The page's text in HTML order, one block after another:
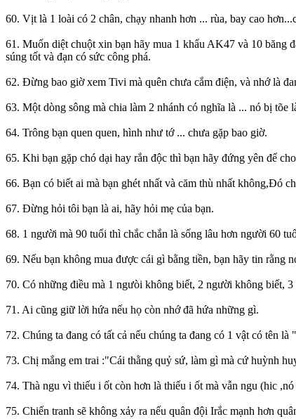
60. Vịt là 1 loài có 2 chân, chạy nhanh hơn ... rùa, bay cao
61. Muốn diệt chuột xin bạn hãy mua 1 khẩu AK47 và 10 băng
súng tốt và đạn có sức công phá.
62. Ðừng bao giờ xem Tivi mà quên chưa cắm điện, và nhớ là
63. Một dòng sông mà chia làm 2 nhánh có nghĩa là ... nó bị tõe
64. Trông bạn quen quen, hình như tớ ... chưa gặp bao giờ.
65. Khi bạn gặp chó dại hay rắn độc thì bạn hãy đứng yên để
66. Bạn có biết ai mà bạn ghét nhất và căm thù nhất không,Ðó
67. Ðừng hỏi tôi bạn là ai, hãy hỏi mẹ của bạn.
68. 1 người mà 90 tuổi thì chắc chắn là sống lâu hơn người 60
69. Nếu bạn không mua được cái gì bằng tiền, bạn hãy tin rằng
70. Có những điều mà 1 ngưòi không biết, 2 người không biết,
71. Ai cũng giữ lời hứa nếu họ còn nhớ đã hứa những gì.
72. Chúng ta đang có tất cả nếu chúng ta đang có 1 vật có tên là
73. Chị mắng em trai :"Cái thằng quỷ sứ, làm gì mà cứ huỳnh
74. Thà ngu vì thiếu i ốt còn hơn là thiếu i ốt mà vẫn ngu (hic
75. Chiến tranh sẽ không xảy ra nếu quân đội Irắc mạnh hơn